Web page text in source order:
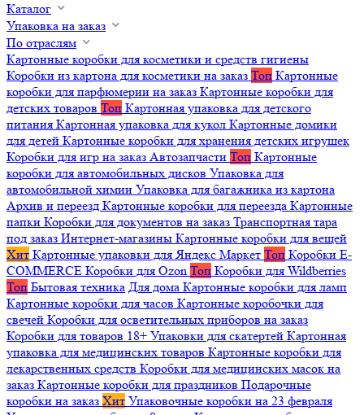
Каталог
Упаковка на заказ
По отраслям
Картонные коробки для косметики и средств гигиены
Коробки из картона для косметики на заказ Топ Картонные
коробки для парфюмерии на заказ Картонные коробки для
детских товаров Топ Картонная упаковка для детского
питания Картонная упаковка для кукол Картонные домики
для детей Картонные коробки для хранения детских игрушек
Коробки для игр на заказ Автозапчасти Топ Картонные
коробки для автомобильных дисков Упаковка для
автомобильной химии Упаковка для багажника из картона
Архив и переезд Картонные коробки для переезда Картонные
папки Коробки для документов на заказ Транспортная тара
под заказ Интернет-магазины Картонные коробки для вещей
Хит Картонные упаковки для Яндекс Маркет Топ Коробки E-
COMMERCE Коробки для Ozon Топ Коробки для Wildberries
Топ Бытовая техника Для дома Картонные коробки для ламп
Картонные коробки для часов Картонные коробочки для
свечей Коробки для осветительных приборов на заказ
Коробки для товаров 18+ Упаковки для скатертей Картонная
упаковка для медицинских товаров Картонные коробки для
лекарственных средств Коробки для медицинских масок на
заказ Картонные коробки для праздников Подарочные
коробки на заказ Хит Упаковочные коробки на 23 февраля